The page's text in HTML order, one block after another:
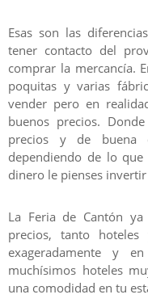
Esas son las
tener contacto del
comprar la mercancía.
poquitas y varias
vender pero en
buenos precios.
precios y de buena
dependiendo de lo
dinero le pienses
La Feria de Cantón
precios, tanto
exageradamente y
muchísimos hoteles
una comodidad en tu